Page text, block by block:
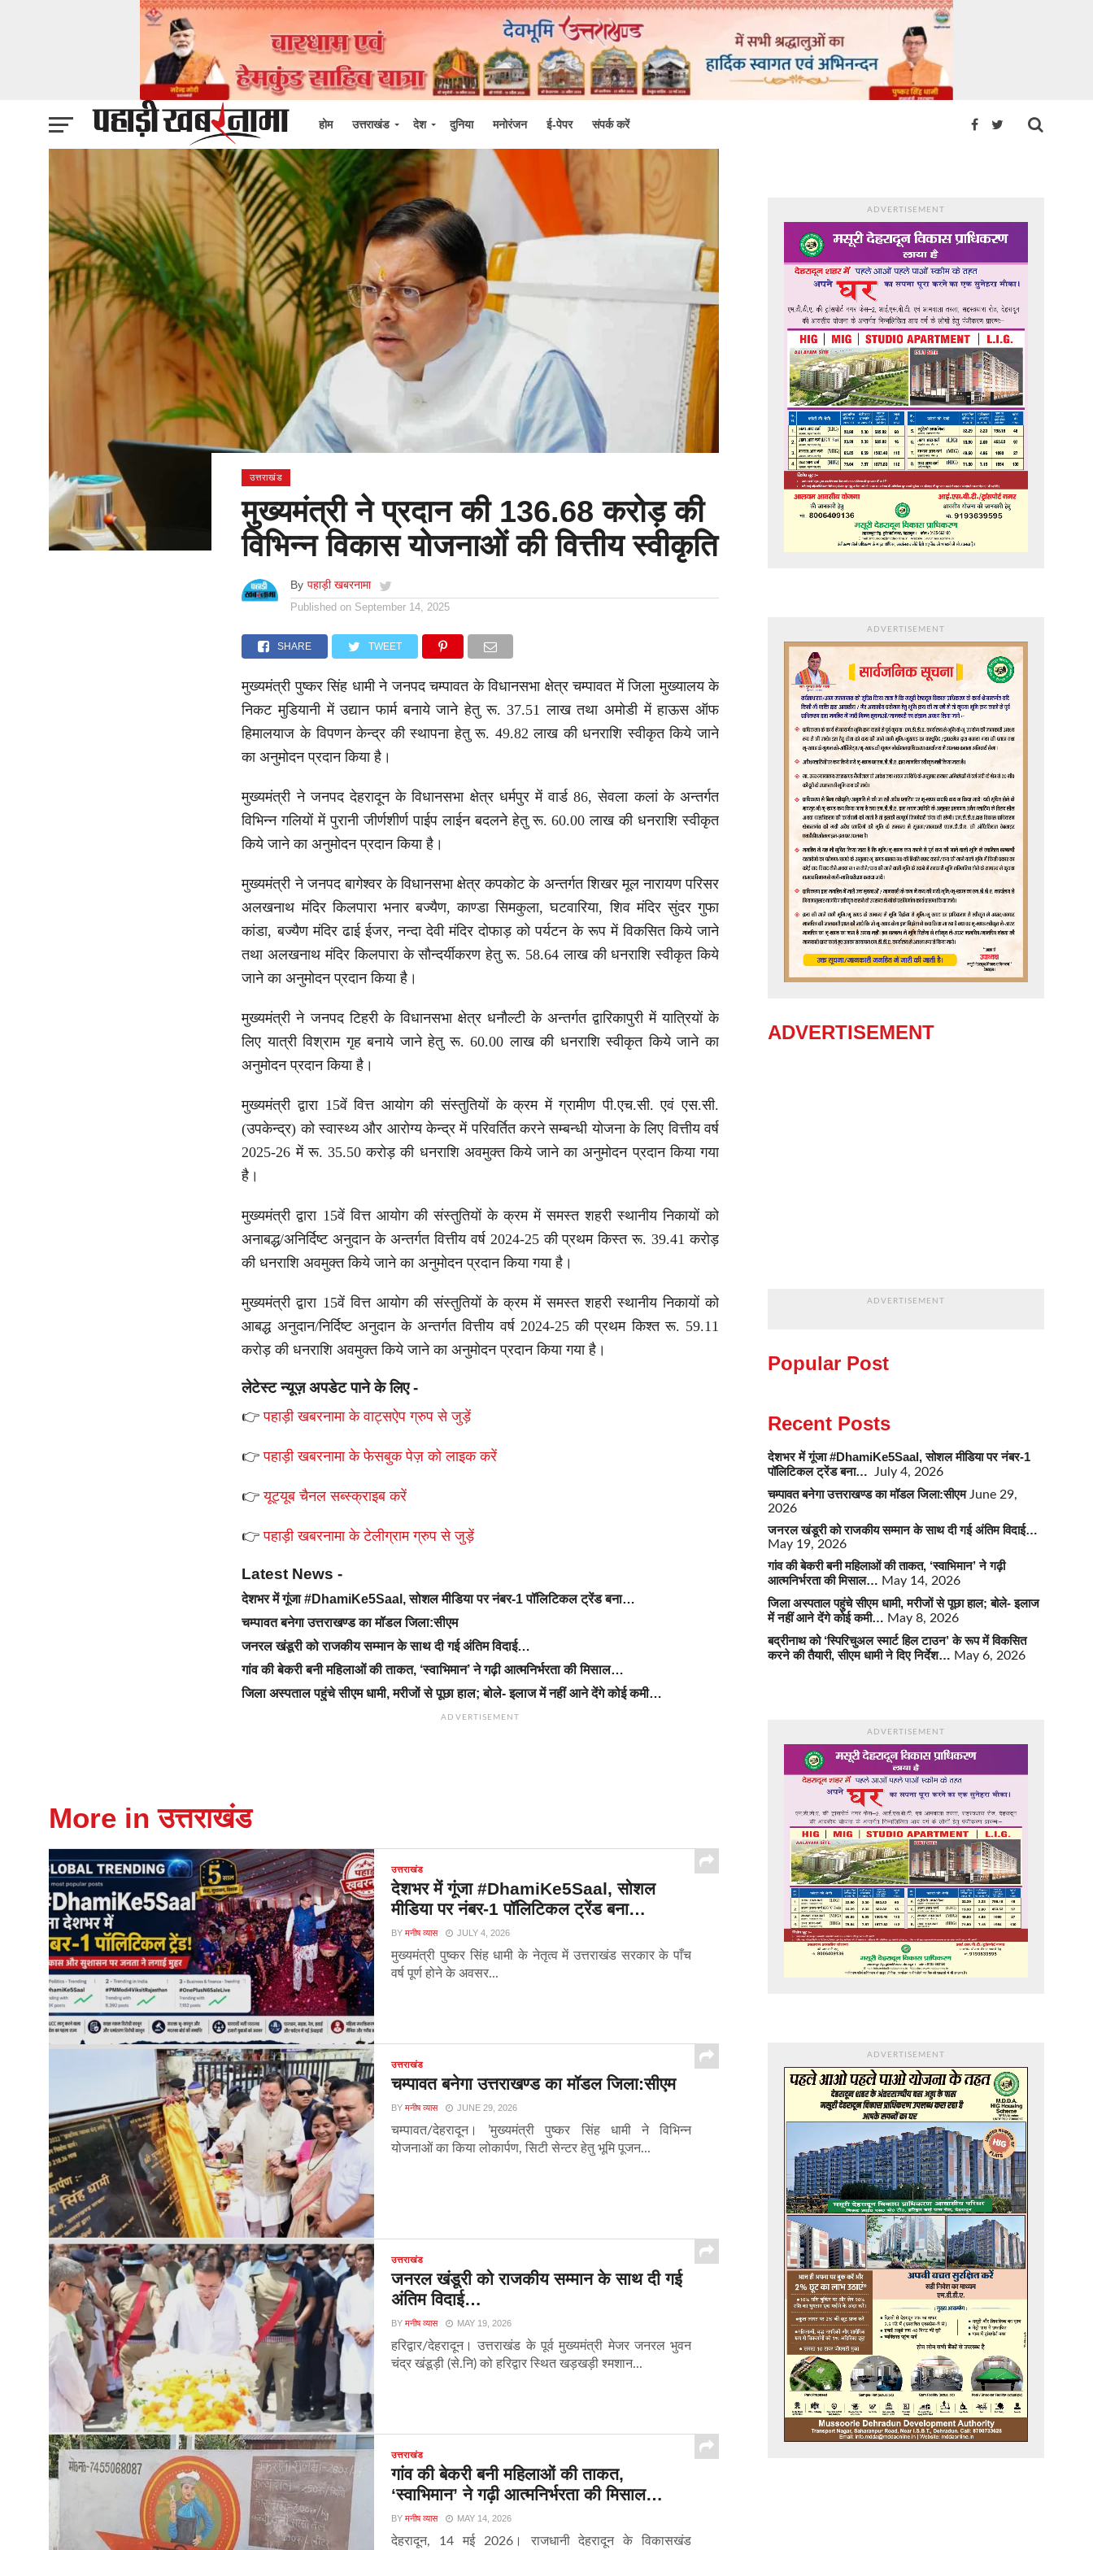
होम उत्तराखंड देश दुनिया मनोरंजन ई-पेपर संपर्क करें
उत्तराखंड
मुख्यमंत्री ने प्रदान की 136.68 करोड़ की
विभिन्न विकास योजनाओं की वित्तीय स्वीकृति
By पहाड़ी खबरनामा
Published on September 14, 2025
SHARE TWEET
मुख्यमंत्री पुष्कर सिंह धामी ने जनपद चम्पावत के विधानसभा क्षेत्र चम्पावत में जिला मुख्यालय के
निकट मुडियानी में उद्यान फार्म बनाये जाने हेतु रू. 37.51 लाख तथा अमोडी में हाऊस ऑफ
हिमालयाज के विपणन केन्द्र की स्थापना हेतु रू. 49.82 लाख की धनराशि स्वीकृत किये जाने
का अनुमोदन प्रदान किया है।
मुख्यमंत्री ने जनपद देहरादून के विधानसभा क्षेत्र धर्मपुर में वार्ड 86, सेवला कलां के अन्तर्गत
विभिन्न गलियों में पुरानी जीर्णशीर्ण पाईप लाईन बदलने हेतु रू. 60.00 लाख की धनराशि स्वीकृत
किये जाने का अनुमोदन प्रदान किया है।
मुख्यमंत्री ने जनपद बागेश्वर के विधानसभा क्षेत्र कपकोट के अन्तर्गत शिखर मूल नारायण परिसर
अलखनाथ मंदिर किलपारा भनार बज्यैण, काण्डा सिमकुला, घटवारिया, शिव मंदिर सुंदर गुफा
कांडा, बज्यैण मंदिर ढाई ईजर, नन्दा देवी मंदिर दोफाड़ को पर्यटन के रूप में विकसित किये जाने
तथा अलखनाथ मंदिर किलपारा के सौन्दर्यीकरण हेतु रू. 58.64 लाख की धनराशि स्वीकृत किये
जाने का अनुमोदन प्रदान किया है।
मुख्यमंत्री ने जनपद टिहरी के विधानसभा क्षेत्र धनौल्टी के अन्तर्गत द्वारिकापुरी में यात्रियों के
लिए यात्री विश्राम गृह बनाये जाने हेतु रू. 60.00 लाख की धनराशि स्वीकृत किये जाने का
अनुमोदन प्रदान किया है।
मुख्यमंत्री द्वारा 15वें वित्त आयोग की संस्तुतियों के क्रम में ग्रामीण पी.एच.सी. एवं एस.सी.
(उपकेन्द्र) को स्वास्थ्य और आरोग्य केन्द्र में परिवर्तित करने सम्बन्धी योजना के लिए वित्तीय वर्ष
2025-26 में रू. 35.50 करोड़ की धनराशि अवमुक्त किये जाने का अनुमोदन प्रदान किया गया
है।
मुख्यमंत्री द्वारा 15वें वित्त आयोग की संस्तुतियों के क्रम में समस्त शहरी स्थानीय निकायों को
अनाबद्ध/अनिर्दिष्ट अनुदान के अन्तर्गत वित्तीय वर्ष 2024-25 की प्रथम किस्त रू. 39.41 करोड़
की धनराशि अवमुक्त किये जाने का अनुमोदन प्रदान किया गया है।
मुख्यमंत्री द्वारा 15वें वित्त आयोग की संस्तुतियों के क्रम में समस्त शहरी स्थानीय निकायों को
आबद्ध अनुदान/निर्दिष्ट अनुदान के अन्तर्गत वित्तीय वर्ष 2024-25 की प्रथम किश्त रू. 59.11
करोड़ की धनराशि अवमुक्त किये जाने का अनुमोदन प्रदान किया गया है।
लेटेस्ट न्यूज़ अपडेट पाने के लिए -
👉पहाड़ी खबरनामा के वाट्सऐप ग्रुप से जुड़ें
👉पहाड़ी खबरनामा के फेसबुक पेज़ को लाइक करें
👉यूट्यूब चैनल सब्स्क्राइब करें
👉पहाड़ी खबरनामा के टेलीग्राम ग्रुप से जुड़ें
Latest News -
देशभर में गूंजा #DhamiKe5Saal, सोशल मीडिया पर नंबर-1 पॉलिटिकल ट्रेंड बना…
चम्पावत बनेगा उत्तराखण्ड का मॉडल जिला:सीएम
जनरल खंडूरी को राजकीय सम्मान के साथ दी गई अंतिम विदाई…
गांव की बेकरी बनी महिलाओं की ताकत, ‘स्वाभिमान’ ने गढ़ी आत्मनिर्भरता की मिसाल…
जिला अस्पताल पहुंचे सीएम धामी, मरीजों से पूछा हाल; बोले- इलाज में नहीं आने देंगे कोई कमी…
ADVERTISEMENT
More in उत्तराखंड
उत्तराखंड
देशभर में गूंजा #DhamiKe5Saal, सोशल
मीडिया पर नंबर-1 पॉलिटिकल ट्रेंड बना…
BYमनीष व्यास JULY 4, 2026
मुख्यमंत्री पुष्कर सिंह धामी के नेतृत्व में उत्तराखंड सरकार के पाँच
वर्ष पूर्ण होने के अवसर...
उत्तराखंड
चम्पावत बनेगा उत्तराखण्ड का मॉडल जिला:सीएम
BYमनीष व्यास JUNE 29, 2026
चम्पावत/देहरादून। ’मुख्यमंत्री पुष्कर सिंह धामी ने विभिन्न
योजनाओं का किया लोकार्पण, सिटी सेन्टर हेतु भूमि पूजन...
उत्तराखंड
जनरल खंडूरी को राजकीय सम्मान के साथ दी गई
अंतिम विदाई…
BYमनीष व्यास MAY 19, 2026
हरिद्वार/देहरादून। उत्तराखंड के पूर्व मुख्यमंत्री मेजर जनरल भुवन
चंद्र खंडूड़ी (से.नि) को हरिद्वार स्थित खड़खड़ी श्मशान...
उत्तराखंड
गांव की बेकरी बनी महिलाओं की ताकत,
‘स्वाभिमान’ ने गढ़ी आत्मनिर्भरता की मिसाल…
BYमनीष व्यास MAY 14, 2026
देहरादून, 14 मई 2026। राजधानी देहरादून के विकासखंड
ADVERTISEMENT
ADVERTISEMENT
ADVERTISEMENT
ADVERTISEMENT
Popular Post
Recent Posts
देशभर में गूंजा #DhamiKe5Saal, सोशल मीडिया पर नंबर-1
पॉलिटिकल ट्रेंड बना…
July 4, 2026
चम्पावत बनेगा उत्तराखण्ड का मॉडल जिला:सीएम June 29,
2026
जनरल खंडूरी को राजकीय सम्मान के साथ दी गई अंतिम विदाई…
May 19, 2026
गांव की बेकरी बनी महिलाओं की ताकत, ‘स्वाभिमान’ ने गढ़ी
आत्मनिर्भरता की मिसाल… May 14, 2026
जिला अस्पताल पहुंचे सीएम धामी, मरीजों से पूछा हाल; बोले- इलाज
में नहीं आने देंगे कोई कमी… May 8, 2026
बद्रीनाथ को ‘स्पिरिचुअल स्मार्ट हिल टाउन’ के रूप में विकसित
करने की तैयारी, सीएम धामी ने दिए निर्देश… May 6, 2026
ADVERTISEMENT
ADVERTISEMENT